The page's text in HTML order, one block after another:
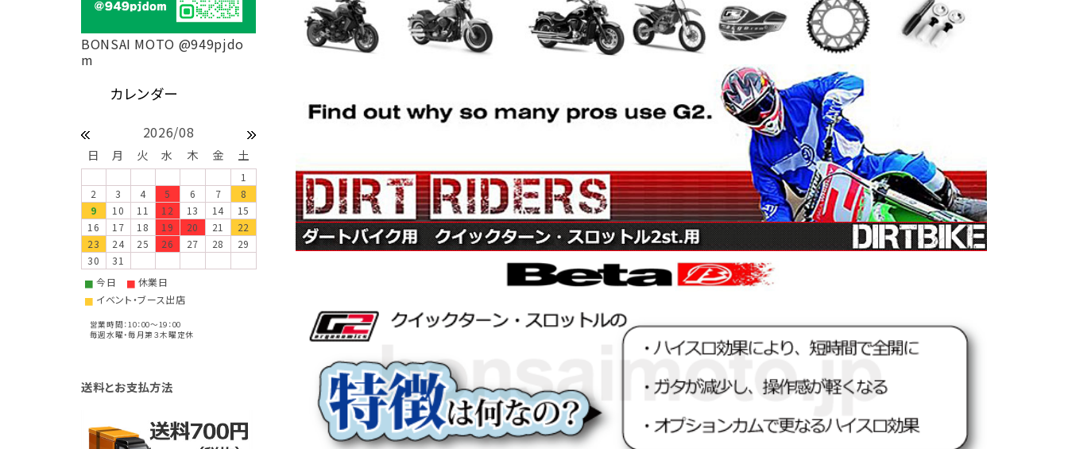
BONSAI MOTO @949pjdo
m
2026/08
日 月 火 水 木 金 土
1
2
3 4 5 6 7
8
9
10 11 12 13 14
15
16
17 18 19 20 21
22
23
24 25 26 27 28
29
30
31
■ 今日 ■ 休業日
■ イベント・ブース出店
営業時間：10：00～19：00
毎週水曜・毎月第３木曜定休
送料とお支払方法